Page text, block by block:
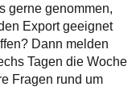
gerne genommen,
Export geeignet
Dann melden
Tagen die Woche
Fragen rund um